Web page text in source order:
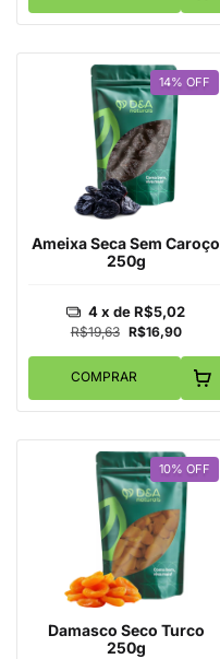
14% OFF
Ameixa Seca Sem Caroço
250g
R$19,63 R$16,90
4 x deR$5,02
COMPRAR
10% OFF
Damasco Seco Turco
250g